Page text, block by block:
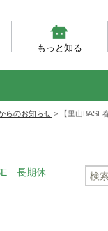
もっと知る
らのお知らせ > 【里山BASE
長期休
検
索: